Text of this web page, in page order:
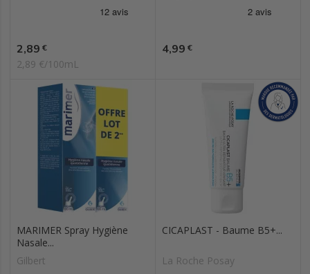
Prix
2,89 €
2,89 €/100mL
Prix
4,99 €
MARIMER Spray Hygiène
Nasale...
Gilbert
CICAPLAST - Baume B5+...
La Roche Posay